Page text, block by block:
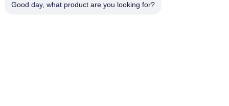
Good day, what product are you looking for?